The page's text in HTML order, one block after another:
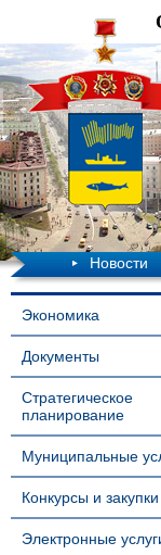
Новости
Экономика
Документы
Стратегическое
планирование
Муниципальные
Конкурсы и закупки
Электронные